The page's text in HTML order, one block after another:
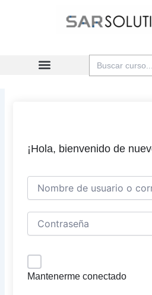
Buscar:
¡Hola, bienvenido de
Mantenerme conectado